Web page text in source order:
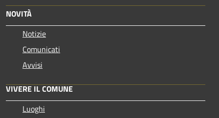
NOVITÀ
Notizie
Comunicati
Avvisi
VIVERE IL COMUNE
Luoghi